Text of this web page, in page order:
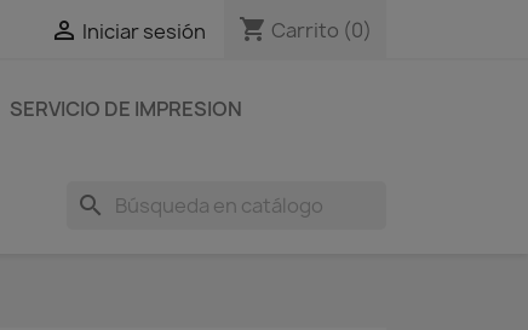
 Iniciar sesión shopping_cart Carrito (0)
SERVICIO DE IMPRESION
search